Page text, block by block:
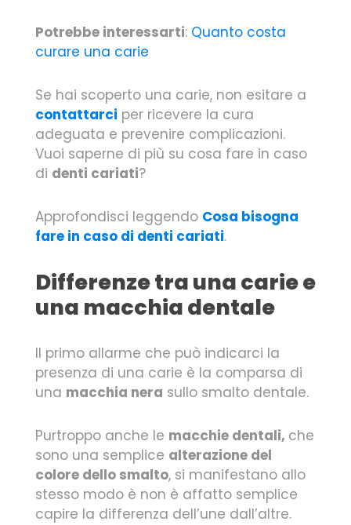
Potrebbe interessarti: Quanto costa
curare una carie
Se hai scoperto una carie, non esitare a
contattarci per ricevere la cura
adeguata e prevenire complicazioni.
Vuoi saperne di più su cosa fare in caso
di denti cariati?
Approfondisci leggendo Cosa bisogna
fare in caso di denti cariati.
Differenze tra una carie e
una macchia dentale
Il primo allarme che può indicarci la
presenza di una carie è la comparsa di
una macchia nera sullo smalto dentale.
Purtroppo anche le macchie dentali, che
sono una semplice alterazione del
colore dello smalto, si manifestano allo
stesso modo è non è affatto semplice
capire la differenza dell’une dall’altre.